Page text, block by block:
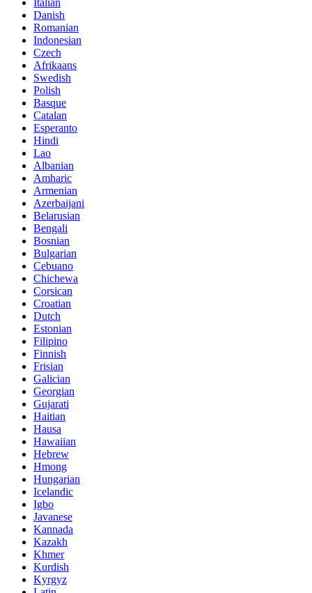
Italian
Danish
Romanian
Indonesian
Czech
Afrikaans
Swedish
Polish
Basque
Catalan
Esperanto
Hindi
Lao
Albanian
Amharic
Armenian
Azerbaijani
Belarusian
Bengali
Bosnian
Bulgarian
Cebuano
Chichewa
Corsican
Croatian
Dutch
Estonian
Filipino
Finnish
Frisian
Galician
Georgian
Gujarati
Haitian
Hausa
Hawaiian
Hebrew
Hmong
Hungarian
Icelandic
Igbo
Javanese
Kannada
Kazakh
Khmer
Kurdish
Kyrgyz